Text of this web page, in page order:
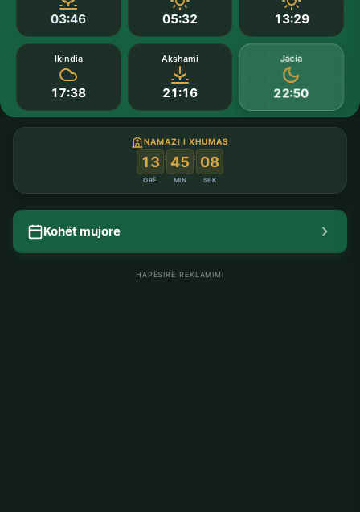
03:46 05:32 13:29
Ikindia
17:38
Akshami
21:16
Jacia
22:50
NAMAZI I XHUMAS
13
ORË
: 45
MIN
: 07
SEK
Kohët mujore
HAPËSIRË REKLAMIMI